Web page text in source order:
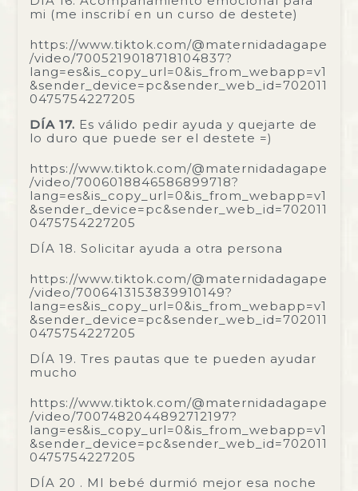
mi (me inscribí en un curso de destete)
https://www.tiktok.com/@maternidadagape
/video/7005219018718104837?
lang=es&is_copy_url=0&is_from_webapp=v1
&sender_device=pc&sender_web_id=702011
0475754227205
DÍA 17. Es válido pedir ayuda y quejarte de
lo duro que puede ser el destete =)
https://www.tiktok.com/@maternidadagape
/video/7006018846586899718?
lang=es&is_copy_url=0&is_from_webapp=v1
&sender_device=pc&sender_web_id=702011
0475754227205
DÍA 18. Solicitar ayuda a otra persona
https://www.tiktok.com/@maternidadagape
/video/7006413153839910149?
lang=es&is_copy_url=0&is_from_webapp=v1
&sender_device=pc&sender_web_id=702011
0475754227205
DÍA 19. Tres pautas que te pueden ayudar
mucho
https://www.tiktok.com/@maternidadagape
/video/7007482044892712197?
lang=es&is_copy_url=0&is_from_webapp=v1
&sender_device=pc&sender_web_id=702011
0475754227205
DÍA 20 . MI bebé durmió mejor esa noche